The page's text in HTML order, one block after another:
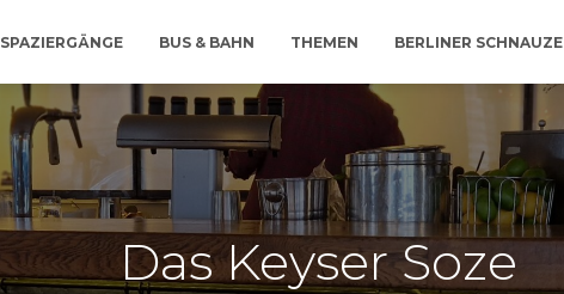
SPAZIERGÄNGE BUS & BAHN THEMEN BERLINER SCHNAUZE
Das Keyser Soze